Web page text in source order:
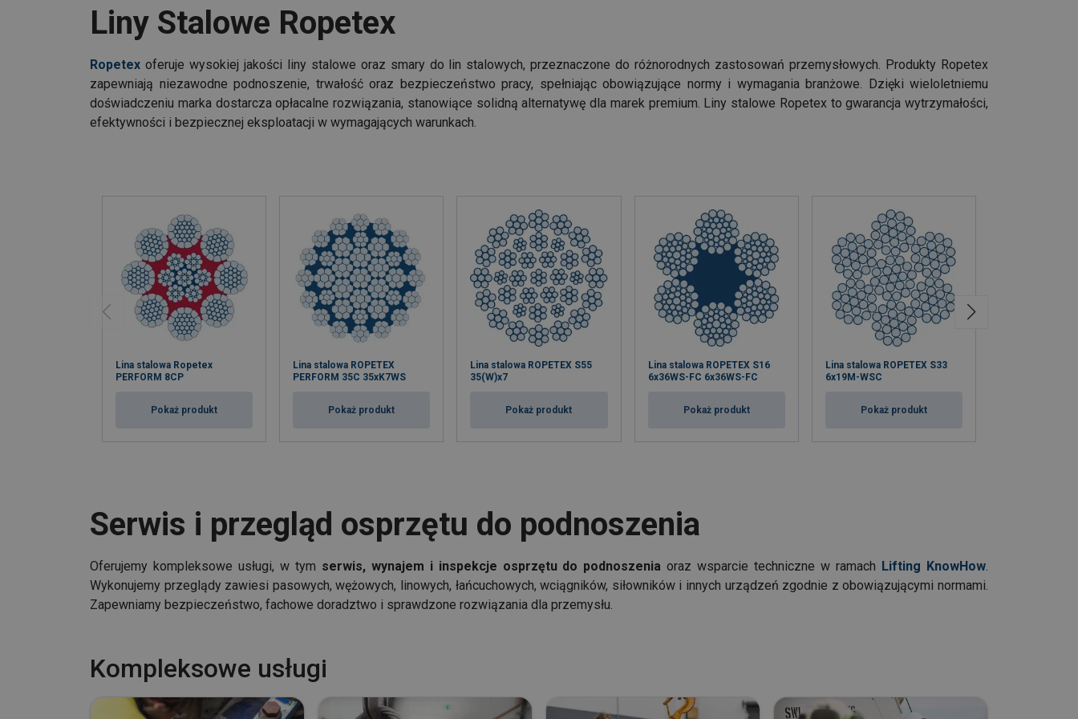
Liny Stalowe Ropetex
Ropetex oferuje wysokiej jakości liny stalowe oraz smary do lin stalowych, przeznaczone do różnorodnych zastosowań przemysłowych. Produkty Ropetex
zapewniają niezawodne podnoszenie, trwałość oraz bezpieczeństwo pracy, spełniając obowiązujące normy i wymagania branżowe. Dzięki wieloletniemu
doświadczeniu marka dostarcza opłacalne rozwiązania, stanowiące solidną alternatywę dla marek premium. Liny stalowe Ropetex to gwarancja wytrzymałości,
efektywności i bezpiecznej eksploatacji w wymagających warunkach.
Lina stalowa Ropetex
PERFORM 8CP
Pokaż produkt
Lina stalowa ROPETEX
PERFORM 35C 35xK7WS
Pokaż produkt
Lina stalowa ROPETEX S55
35(W)x7
Pokaż produkt
Lina stalowa ROPETEX S16
6x36WS-FC 6x36WS-FC
Pokaż produkt
Lina stalowa ROPETEX S33
6x19M-WSC
Pokaż produkt
Serwis i przegląd osprzętu do podnoszenia
Oferujemy kompleksowe usługi, w tym serwis, wynajem i inspekcje osprzętu do podnoszenia oraz wsparcie techniczne w ramach Lifting KnowHow.
Wykonujemy przeglądy zawiesi pasowych, wężowych, linowych, łańcuchowych, wciągników, siłowników i innych urządzeń zgodnie z obowiązującymi normami.
Zapewniamy bezpieczeństwo, fachowe doradztwo i sprawdzone rozwiązania dla przemysłu.
Kompleksowe usługi